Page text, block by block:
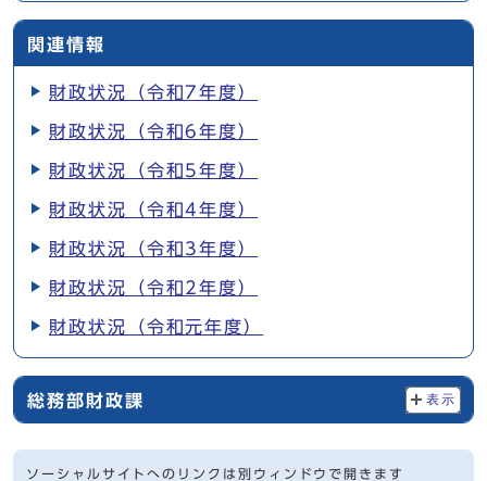
関連情報
財政状況（令和7年度）
財政状況（令和6年度）
財政状況（令和5年度）
財政状況（令和4年度）
財政状況（令和3年度）
財政状況（令和2年度）
財政状況（令和元年度）
総務部財政課 表示
ソーシャルサイトへのリンクは別ウィンドウで開きます